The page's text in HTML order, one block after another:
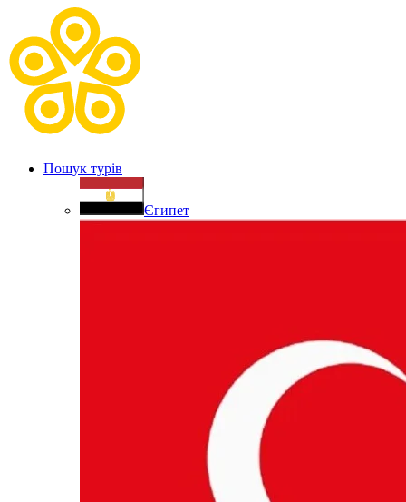
Пошук турів
Єгипет